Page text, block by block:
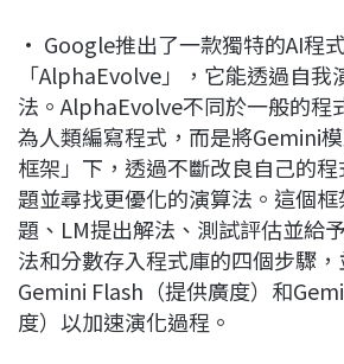
• Google推出了一款獨特的AI程
「AlphaEvolve」，它能透過自我
法。AlphaEvolve不同於一般的程
為人類編寫程式，而是將Gemini
框架」下，透過不斷改良自己的
題並尋找更優化的演算法。這個
題、LM提出解法、測試評估並給
法和分數存入程式庫的四個步驟
Gemini Flash（提供廣度）和
度）以加速演化過程。